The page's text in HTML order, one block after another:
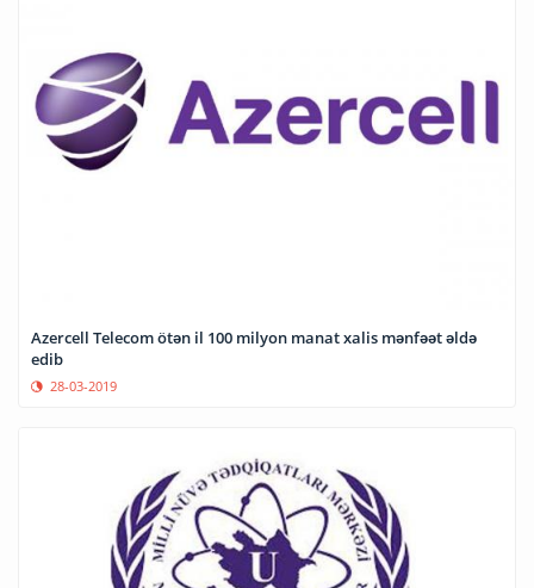
Azercell Telecom ötən il 100 milyon manat xalis mənfəət əldə
edib
28-03-2019